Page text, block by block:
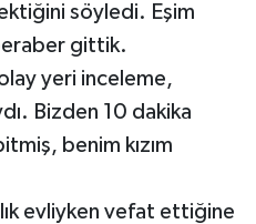
söyledi. Eşim
beraber gittik.
yeri inceleme,
Bizden 10 dakika
benim kızım
evliyken vefat ettiğine